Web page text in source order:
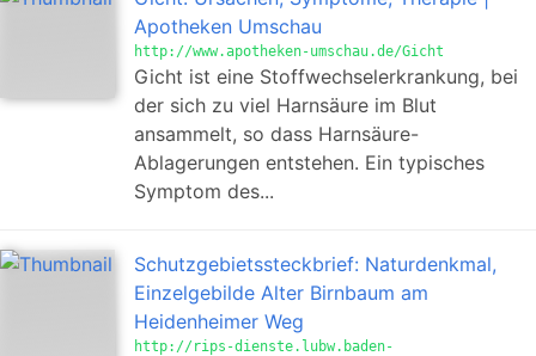
Apotheken Umschau
http://www.apotheken-umschau.de/Gicht
Gicht ist eine Stoffwechselerkrankung, bei
der sich zu viel Harnsäure im Blut
ansammelt, so dass Harnsäure-
Ablagerungen entstehen. Ein typisches
Symptom des...
Schutzgebietssteckbrief: Naturdenkmal,
Einzelgebilde Alter Birnbaum am
Heidenheimer Weg
http://rips-dienste.lubw.baden-